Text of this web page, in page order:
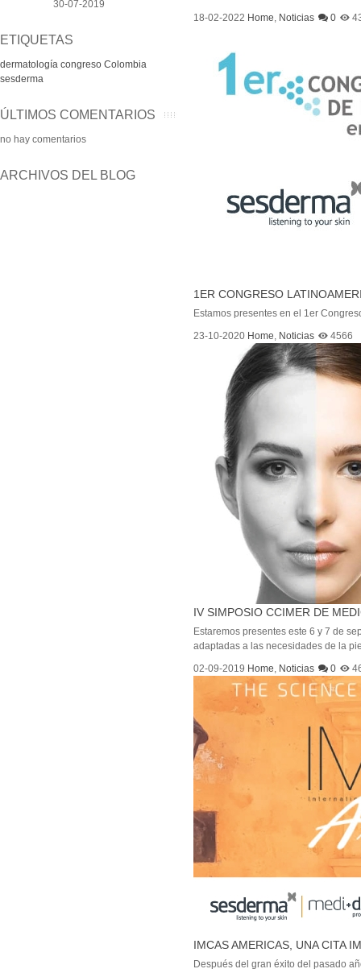
30-07-2019
ETIQUETAS
dermatología congreso Colombia
sesderma
ÚLTIMOS COMENTARIOS
no hay comentarios
ARCHIVOS DEL BLOG
18-02-2022 Home, Noticias 0
1ER CONGRESO
Estamos presentes en el 1er
23-10-2020 Home, Noticias 4566
IV SIMPOSIO CCIMER DE
Estaremos presentes este 6 y 7 de
adaptadas a las necesidades de la
02-09-2019 Home, Noticias 0
IMCAS AMERICAS, UNA CITA
Después del gran éxito del pasado